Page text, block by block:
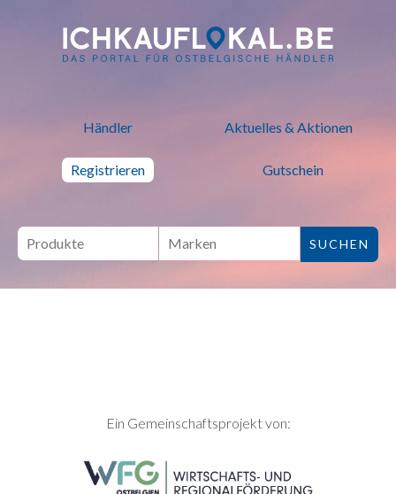
ich kauf lokal - Bei lokalen
Händler Aktuelles & Aktionen
Registrieren Gutschein
SEITENFUSSEin Gemeinschaftsprojekt von: